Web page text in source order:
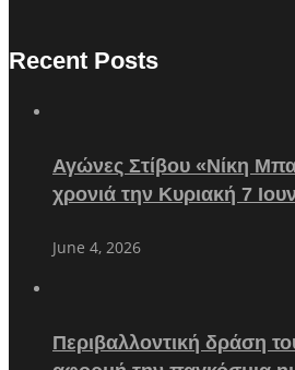
Recent Posts
Αγώνες Στίβου «Νίκη
χρονιά την Κυριακή 7
June 4, 2026
Περιβαλλοντική δράση